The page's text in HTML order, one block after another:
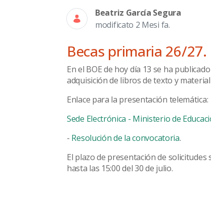
Beatriz García Segura
modificato 2 Mesi fa.
Becas primaria 26/27.
En el BOE de hoy día 13 se ha
adquisición de libros de texto y
Enlace para la presentación telemática:
Sede Electrónica - Ministerio de
- Resolución de la convocatoria.
El plazo de presentación de solicitudes
hasta las 15:00 del 30 de julio.